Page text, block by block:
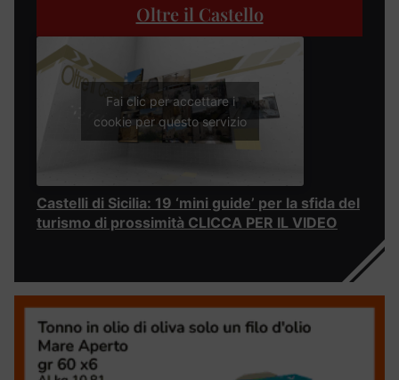
Oltre il Castello
Fai clic per accettare i
cookie per questo servizio
Castelli di Sicilia: 19 ‘mini guide’ per la sfida del
turismo di prossimità CLICCA PER IL VIDEO